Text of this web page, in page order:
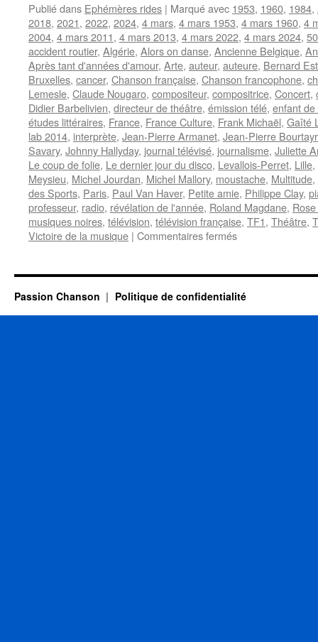
Publié dans Ephémères rides | Marqué avec 1953, 1960, 1984,
2018, 2021, 2022, 2024, 4 mars, 4 mars 1953, 4 mars 1960, 4
2004, 4 mars 2011, 4 mars 2013, 4 mars 2022, 4 mars 2024,
accident routier, Algérie, Alors on danse, Ancienne Belgique,
Après tant d'années d'amour, Arte, auteur, auteure, Bernard
Bruxelles, cancer, Chanson française, Chanson francophone,
Lemesle, Claude Nougaro, compositeur, compositrice, Concert,
Didier Barbelivien, directeur de théâtre, émission télé, enfant
études littéraires, France, France Culture, Frank Michaël, Gaîté
lab 2014, interprète, Jean-Pierre Armanet, Jean-Pierre
Savary, Johnny Hallyday, journal télévisé, journalisme, Juliette
Le coup de folie, Le dernier jour du disco, Levallois-Perret, Lille,
Meysieu, Michel Jourdan, Michel Mallory, moustache, Multitude,
des Sports, Paris, Paul Van Haver, Petite amie, Philippe Clay,
professeur, radio, révélation de l'année, Roland Magdane,
musiques noires, télévision, télévision française, TF1, Théâtre,
Victoire de la musique | Commentaires ferméssur
Passion Chanson Politique de confidentialité